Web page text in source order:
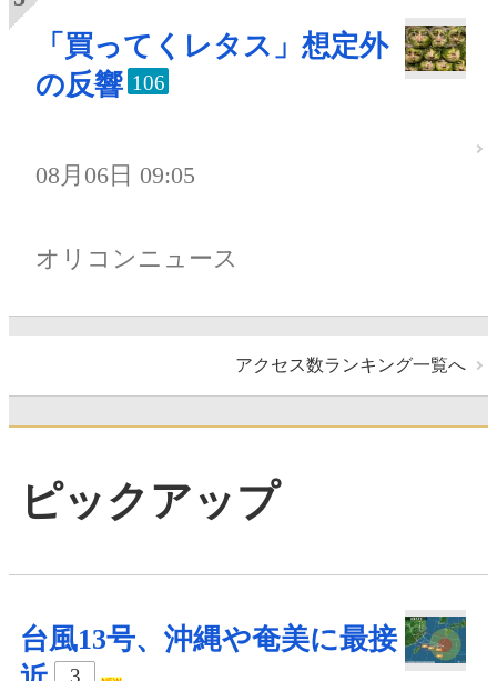
「買ってくレタス」想定外
の反響 106
08月06日 09:05
オリコンニュース
アクセス数ランキング一覧へ
ピックアップ
台風13号、沖縄や奄美に最接
3